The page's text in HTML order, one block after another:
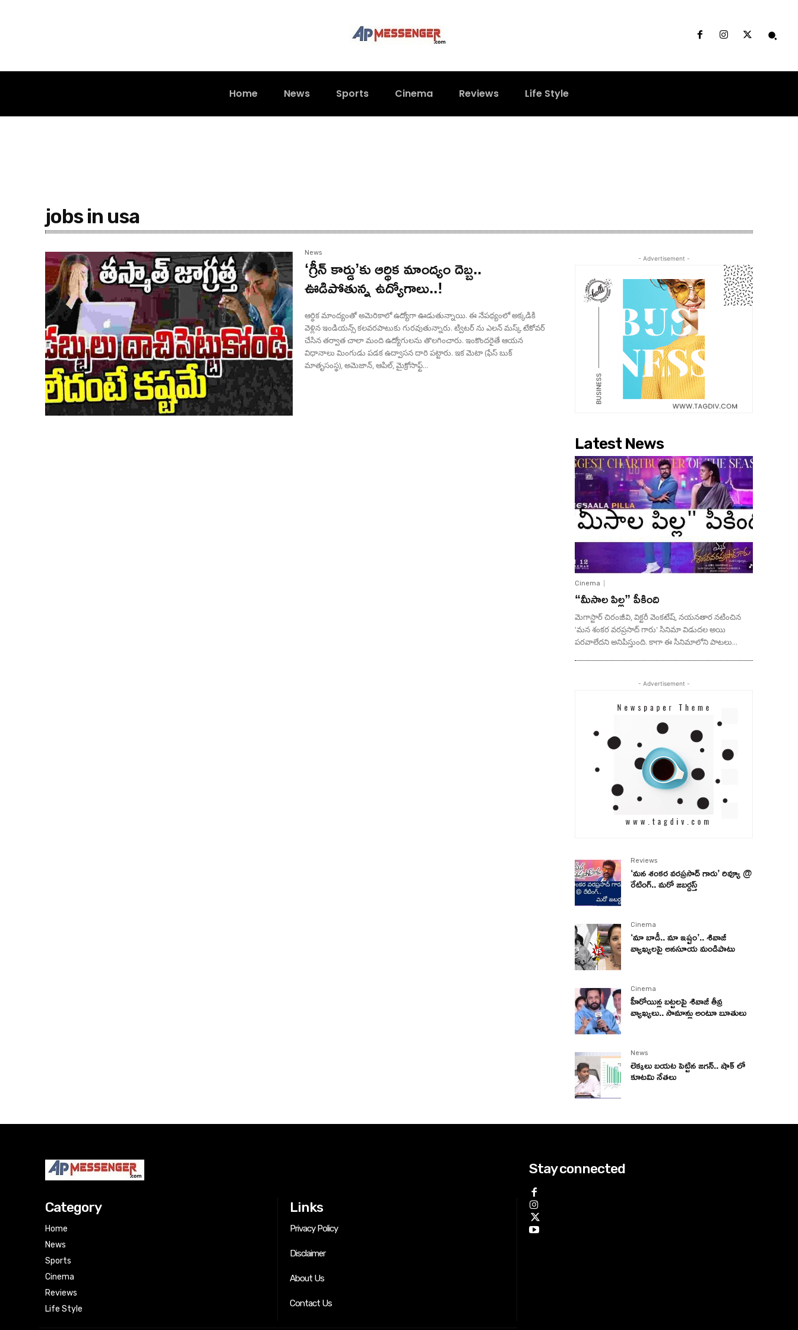
Home News Sports Cinema Reviews Life Style
jobs in usa
News
‘గ్రీన్ కార్డు’కు ఆర్థిక మాంద్యం దెబ్బ..
ఊడిపోతున్న ఉద్యోగాలు..!
ఆర్ధిక మాంద్యంతో అమెరికాలో ఉద్యోగా ఊడుతున్నాయి. ఈ నేపథ్యంలో అక్కడికి
వెళ్లిన ఇండియన్స్ కలవరపాటుకు గురవుతున్నారు. ట్విటర్ ను ఎలన్ మస్క్ టేకోవర్
చేసిన తర్వాత చాలా మంది ఉద్యోగులను తొలగించారు. ఇంకొందరైతే ఆయన
విధానాలు మింగుడు పడక ఉద్వాసన దారి పట్టారు. ఇక మెటా (ఫేస్ బుక్
మాతృసంస్థ), అమెజాన్, ఆపిల్, మైక్రోసాఫ్ట్...
- Advertisement -
Latest News
Cinema
“మీసాల పిల్ల” పీకింది
మెగాస్టార్ చిరంజీవి, విక్టరీ వెంకటేష్, నయనతార నటించిన
'మన శంకర వరప్రసాద్ గారు' సినిమా విడుదల అయి
పరవాలేదని అనిపిస్తుంది. కాగా ఈ సినిమాలోని పాటలు...
- Advertisement -
Reviews
‘మన శంకర వరప్రసాద్ గారు’ రివ్యూ @
రేటింగ్.. మరో జబర్దస్త్
Cinema
‘మా బాడీ.. మా ఇష్టం’.. శివాజీ
వ్యాఖ్యలపై అనసూయ మండిపాటు
Cinema
హీరోయిన్ల బట్టలపై శివాజీ తీవ్ర
వ్యాఖ్యలు.. సామాన్లు అంటూ బూతులు
News
లెక్కలు బయట పెట్టిన జగన్.. షాక్ లో
కూటమి నేతలు
Category
Home
News
Sports
Cinema
Reviews
Life Style
Links
Privacy Policy
Disclaimer
About Us
Contact Us
Stay connected